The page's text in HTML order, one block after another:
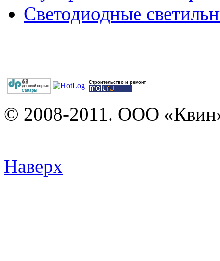
Светодиодные
Строительство и ремонт
© 2008-2011. ООО
Наверх